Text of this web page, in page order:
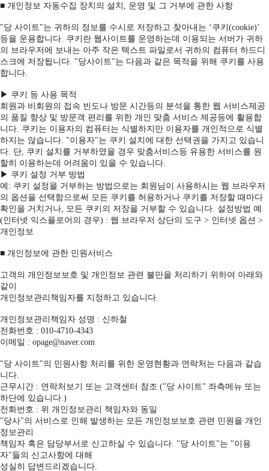
■ 개인정보 자동수집 장치의 설치, 운영 및 그 거부에 관한 사항
"당 사이트"는 귀하의 정보를 수시로 저장하고 찾아내는 ‘쿠키(cookie)’
등을 운용합니다. 쿠키란 웹사이트를 운영하는데 이용되는 서버가 귀하
의 브라우저에 보내는 아주 작은 텍스트 파일로서 귀하의 컴퓨터 하드디
스크에 저장됩니다. "당사이트"는 다음과 같은 목적을 위해 쿠키를 사용
합니다.
▶ 쿠키 등 사용 목적
회원과 비회원의 접속 빈도나 방문 시간등의 분석을 통한 웹 서비스제공
의 품질 향상 및 방문객 편리를 위한 개인 맞춤 서비스 제공등에 활용합
니다. 쿠키는 이용자의 컴퓨터는 식별하지만 이용자를 개인적으로 식별
하지는 않습니다. "이용자"는 쿠키 설치에 대한 선택권을 가지고 있습니
다. 단, 쿠키 설치를 거부하였을 경우 맞춤서비스등 유용한 서비스를 원
할히 이용하는데 어려움이 있을 수 있습니다.
▶ 쿠키 설정 거부 방법
예: 쿠키 설정을 거부하는 방법으로는 회원님이 사용하시는 웹 브라우저
의 옵션을 선택함으로써 모든 쿠키를 허용하거나 쿠키를 저장할 때마다
확인을 거치거나, 모든 쿠키의 저장을 거부할 수 있습니다. 설정방법 예
(인터넷 익스플로어의 경우) : 웹 브라우저 상단의 도구 > 인터넷 옵션 >
개인정보
■ 개인정보에 관한 민원서비스
고객의 개인정보보호 및 개인정보 관련 불만을 처리하기 위하여 아래와
같이
개인정보관리책임자를 지정하고 있습니다.
개인정보관리책임자 성명 : 신하철
전화번호 : 010-4710-4343
이메일 : opage@naver.com
"당 사이트"의 민원사항 처리를 위한 운영현황과 연락처는 다음과 같습
니다.
근무시간 : 연락처보기 또는 고객센터 참조 ("당 사이트" 좌측메뉴 또는
하단에 있습니다.)
전화번호 : 위 개인정보관리 책임자와 동일
"당사"의 서비스로 인해 발생하는 모든 개인정보보호 관련 민원을 개인
정보관리
책임자 혹은 담당부서로 신고하실 수 있습니다. "당 사이트"는 "이용
자"들의 신고사항에 대해
성실히 답변드리겠습니다.